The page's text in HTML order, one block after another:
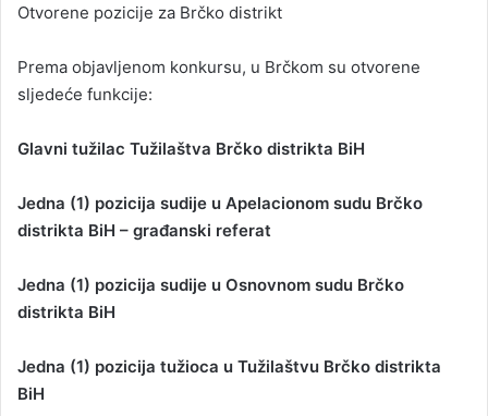
a
l
Otvorene pozicije za Brčko distrikt
Prema objavljenom konkursu, u Brčkom su otvorene
sljedeće funkcije:
Glavni tužilac Tužilaštva Brčko distrikta BiH
Jedna (1) pozicija sudije u Apelacionom sudu Brčko
distrikta BiH – građanski referat
Jedna (1) pozicija sudije u Osnovnom sudu Brčko
distrikta BiH
Jedna (1) pozicija tužioca u Tužilaštvu Brčko distrikta
BiH